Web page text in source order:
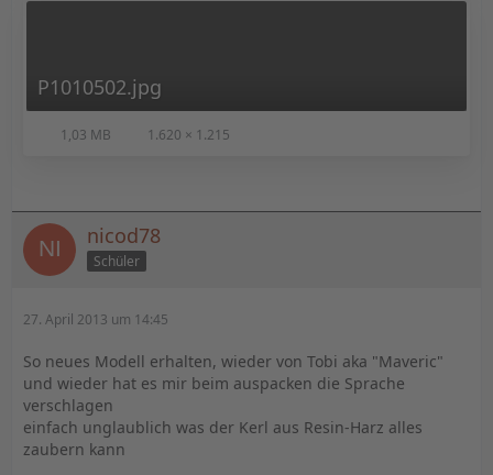
P1010502.jpg
1,03 MB 1.620 × 1.215
nicod78
Schüler
27. April 2013 um 14:45
So neues Modell erhalten, wieder von Tobi aka "Maveric"
und wieder hat es mir beim auspacken die Sprache
verschlagen
einfach unglaublich was der Kerl aus Resin-Harz alles
zaubern kann